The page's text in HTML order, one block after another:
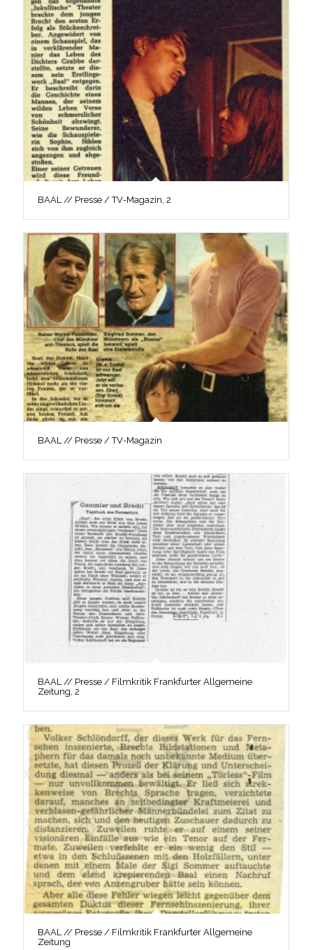
BAAL // Presse / TV-Magazin, 2
BAAL // Presse / TV-Magazin
BAAL // Presse / Filmkritik Frankfurter Allgemeine
Zeitung, 2
BAAL // Presse / Filmkritik Frankfurter Allgemeine
Zeitung